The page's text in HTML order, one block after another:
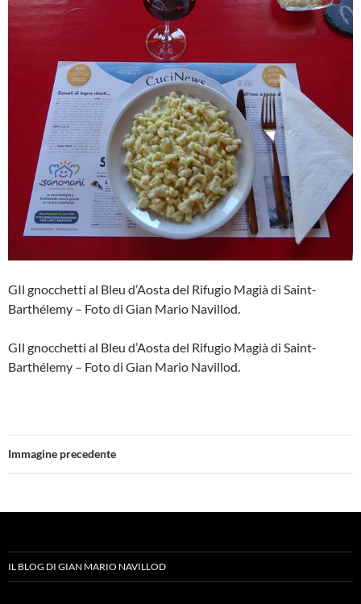
GIl gnocchetti al Bleu d’Aosta del Rifugio Magià di Saint-
Barthélemy – Foto di Gian Mario Navillod.
GIl gnocchetti al Bleu d’Aosta del Rifugio Magià di Saint-
Barthélemy – Foto di Gian Mario Navillod.
Immagine precedente
IL BLOG DI GIAN MARIO NAVILLOD